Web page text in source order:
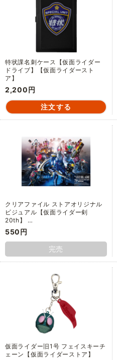
特状課名刺ケース【仮面ライダー
ドライブ】【仮面ライダースト
ア】
2,200円
クリアファイル ストアオリジナル
ビジュアル【仮面ライダー剣
20th】 …
550円
完売
仮面ライダー旧1号 フェイスキーチ
ェーン【仮面ライダーストア】